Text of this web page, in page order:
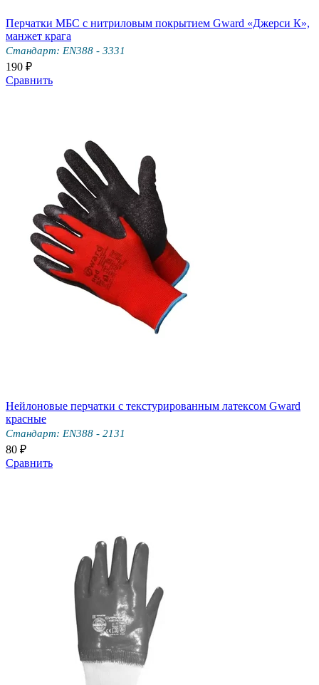
Перчатки МБС с нитриловым покрытием Gward «Джерси К»,
манжет крага
Стандарт: EN388 - 3331
190 ₽
Сравнить
Нейлоновые перчатки с текстурированным латексом Gward
красные
Стандарт: EN388 - 2131
80 ₽
Сравнить